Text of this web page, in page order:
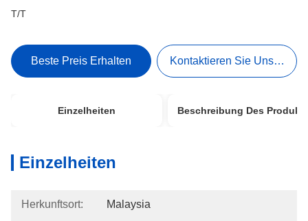
T/T
Beste Preis Erhalten Kontaktieren Sie Uns Jetzt
Einzelheiten Beschreibung Des
Einzelheiten
Herkunftsort: Malaysia